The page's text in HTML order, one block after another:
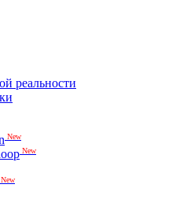
реальности
New
New
New